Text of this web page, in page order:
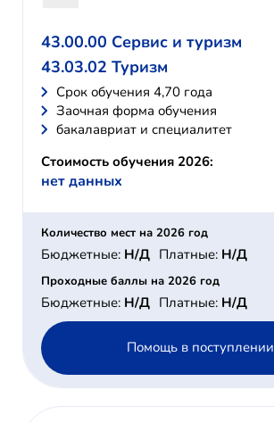
43.00.00 Сервис и туризм
43.03.02 Туризм
Cрок обучения 4,70 года
Заочная форма обучения
бакалавриат и специалитет
Стоимость обучения 2026:
нет данных
Количество мест на 2026 год
Бюджетные: Н/Д Платные: Н/Д
Проходные баллы на 2026 год
Бюджетные: Н/Д Платные: Н/Д
Помощь в поступлении